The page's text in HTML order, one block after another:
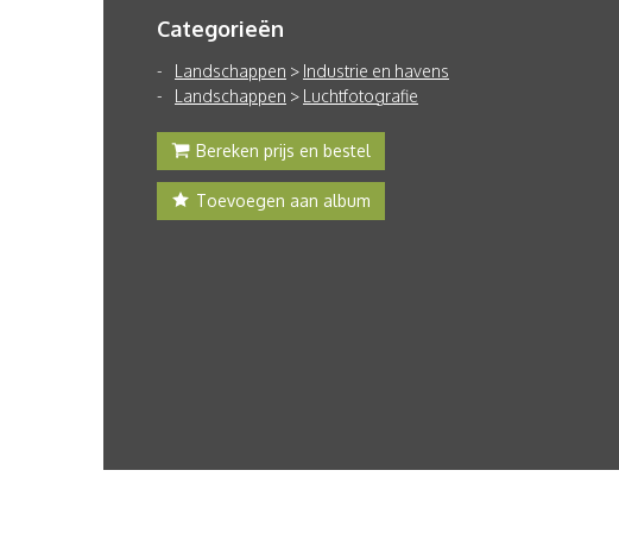
Categorieën
Landschappen > Industrie en havens
Landschappen > Luchtfotografie
Bereken prijs en bestel
Toevoegen aan album